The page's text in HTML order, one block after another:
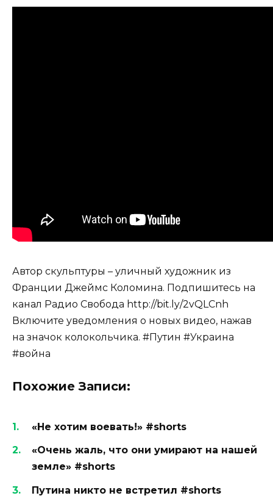
Автор скульптуры – уличный художник из
Франции Джеймс Коломина. Подпишитесь на
канал Радио Свобода http://bit.ly/2vQLCnh
Включите уведомления о новых видео, нажав
на значок колокольчика. #Путин #Украина
#война
Похожие Записи:
«Не хотим воевать!» #shorts
«Очень жаль, что они умирают на нашей
земле» #shorts
Путина никто не встретил #shorts